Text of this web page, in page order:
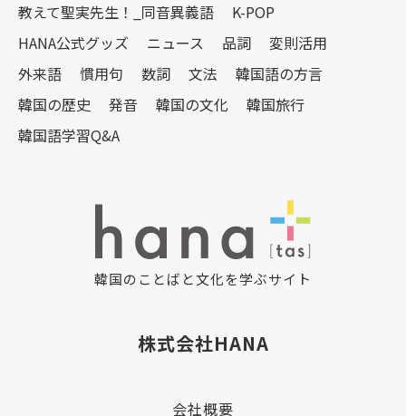
教えて聖実先生！_同音異義語
K-POP
HANA公式グッズ
ニュース 品詞
変則活用
外来語
慣用句 数詞 文法
韓国語の方言
韓国の歴史
発音 韓国の文化
韓国旅行
韓国語学習Q&A
韓国のことばと文化を学ぶサイト
株式会社HANA
会社概要